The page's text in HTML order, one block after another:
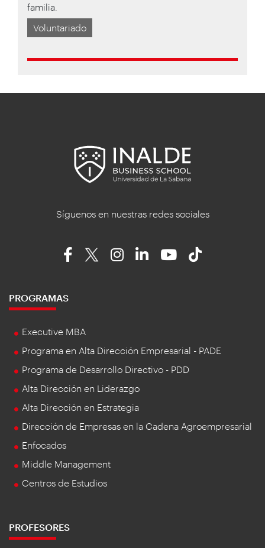
familia.
Voluntariado
Síguenos en nuestras redes sociales
PROGRAMAS
Executive MBA
Programa en Alta Dirección Empresarial - PADE
Programa de Desarrollo Directivo - PDD
Alta Dirección en Liderazgo
Alta Dirección en Estrategia
Dirección de Empresas en la Cadena Agroempresarial
Enfocados
Middle Management
Centros de Estudios
PROFESORES